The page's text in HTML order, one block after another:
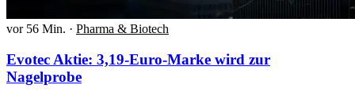
vor 56 Min. · Pharma & Biotech
Evotec Aktie: 3,19-Euro-Marke wird zur
Nagelprobe